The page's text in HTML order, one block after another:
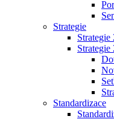
Strategie
Strategie
Strategie
Standardizace